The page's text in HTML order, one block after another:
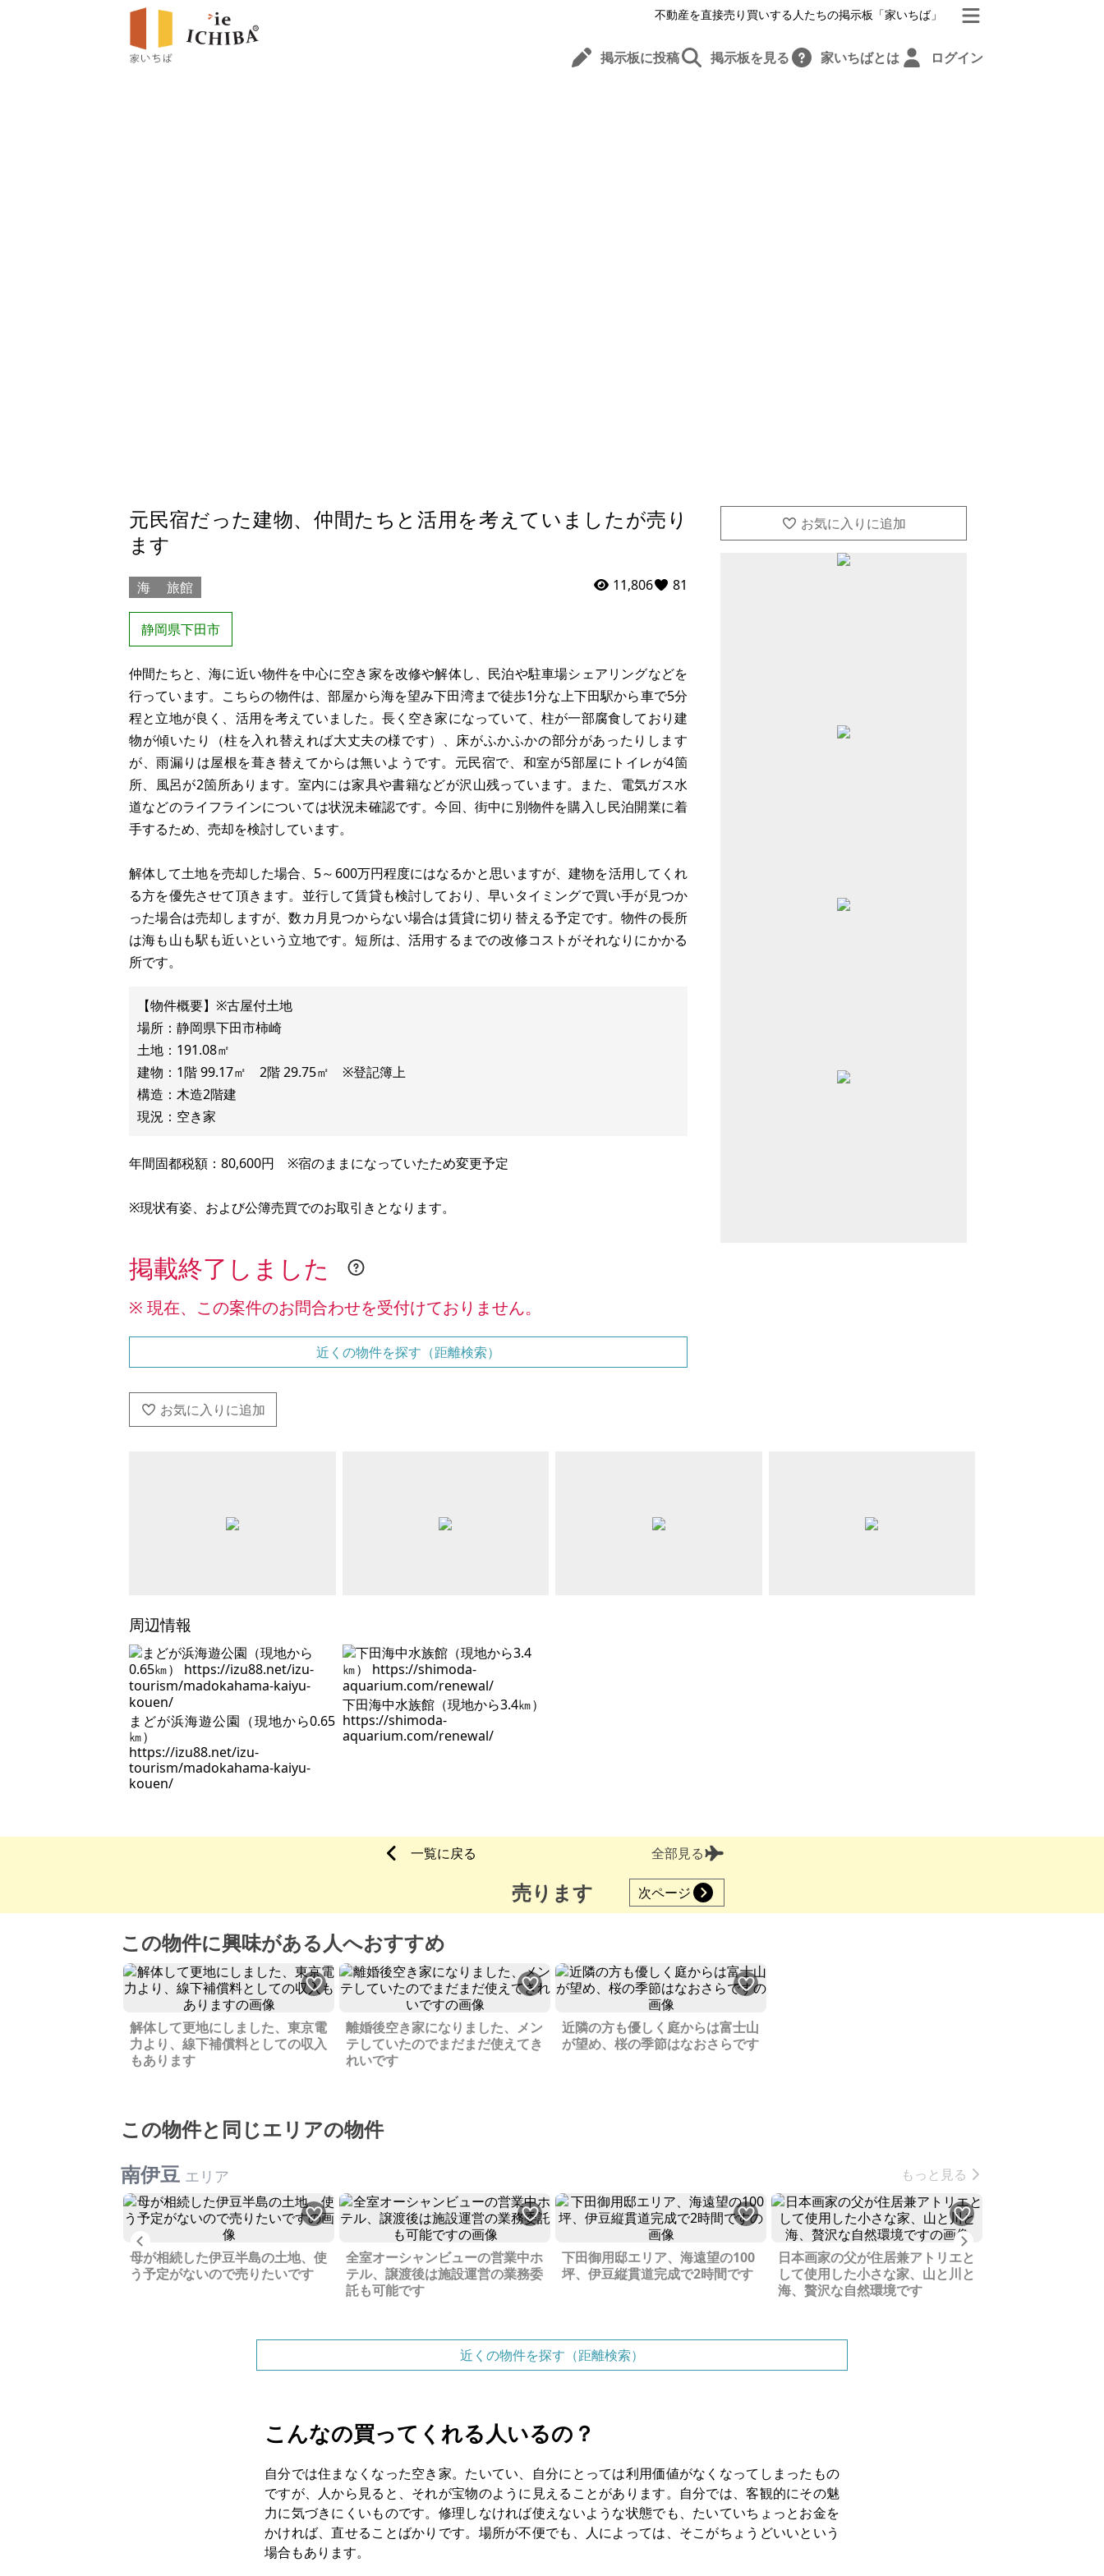
不動産を直接売り買いする人たちの掲示板「家いちば」
掲示板に投稿 掲示板を見る 家いちばとは ログイン
元民宿だった建物、仲間たちと活用を考えていましたが売り
ます
海 旅館
静岡県下田市
11,806 81
仲間たちと、海に近い物件を中心に空き家を改修や解体し、民泊や駐車場シェアリングなどを
行っています。こちらの物件は、部屋から海を望み下田湾まで徒歩1分な上下田駅から車で5分
程と立地が良く、活用を考えていました。長く空き家になっていて、柱が一部腐食しており建
物が傾いたり（柱を入れ替えれば大丈夫の様です）、床がふかふかの部分があったりします
が、雨漏りは屋根を葺き替えてからは無いようです。元民宿で、和室が5部屋にトイレが4箇
所、風呂が2箇所あります。室内には家具や書籍などが沢山残っています。また、電気ガス水
道などのライフラインについては状況未確認です。今回、街中に別物件を購入し民泊開業に着
手するため、売却を検討しています。
解体して土地を売却した場合、5～600万円程度にはなるかと思いますが、建物を活用してくれ
る方を優先させて頂きます。並行して賃貸も検討しており、早いタイミングで買い手が見つか
った場合は売却しますが、数カ月見つからない場合は賃貸に切り替える予定です。物件の長所
は海も山も駅も近いという立地です。短所は、活用するまでの改修コストがそれなりにかかる
所です。
【物件概要】※古屋付土地
場所：静岡県下田市柿崎
土地：191.08㎡
建物：1階 99.17㎡ 2階 29.75㎡ ※登記簿上
構造：木造2階建
年間固都税額：80,600円 ※宿のままになっていたため変更予定
※現状有姿、および公簿売買でのお取引きとなります。
掲載終了しました
※ 現在、この案件のお問合わせを受付けておりません。
近くの物件を探す（距離検索）
周辺情報
まどが浜海遊公園（現地から0.65
㎞）
https://izu88.net/izu-
tourism/madokahama-kaiyu-
kouen/
下田海中水族館（現地から3.4㎞）
https://shimoda-
aquarium.com/renewal/
一覧に戻る 全部見る
売ります 次ページ
この物件に興味がある人へおすすめ
解体して更地にしました、東京電
力より、線下補償料としての収入
もあります
離婚後空き家になりました、メン
テしていたのでまだまだ使えてき
れいです
近隣の方も優しく庭からは富士山
が望め、桜の季節はなおさらです
この物件と同じエリアの物件
南伊豆 エリア もっと見る
母が相続した伊豆半島の土地、使
う予定がないので売りたいです
全室オーシャンビューの営業中ホ
テル、譲渡後は施設運営の業務委
託も可能です
下田御用邸エリア、海遠望の100
坪、伊豆縦貫道完成で2時間です
日本画家の父が住居兼アトリエと
して使用した小さな家、山と川と
海、贅沢な自然環境です
近くの物件を探す（距離検索）
こんなの買ってくれる人いるの？
自分では住まなくなった空き家。たいてい、自分にとっては利用価値がなくなってしまったもの
ですが、人から見ると、それが宝物のように見えることがあります。自分では、客観的にその魅
力に気づきにくいものです。修理しなければ使えないような状態でも、たいていちょっとお金を
かければ、直せることばかりです。場所が不便でも、人によっては、そこがちょうどいいという
場合もあります。